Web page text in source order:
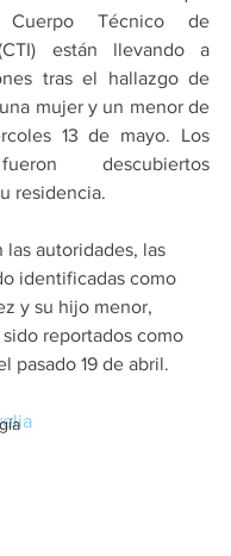
Técnico de
están llevando a
tras el hallazgo de
mujer y un menor de
13 de mayo. Los
descubiertos
residencia.
las autoridades, las
identificadas como
y su hijo menor,
reportados como
pasado 19 de abril.